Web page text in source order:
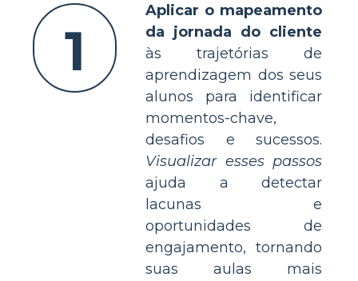
1
Aplicar o mapeamento
da jornada do cliente
às trajetórias de
aprendizagem dos seus
alunos para identificar
momentos-chave,
desafios e sucessos.
Visualizar esses passos
ajuda a detectar
lacunas e
oportunidades de
engajamento, tornando
suas aulas mais